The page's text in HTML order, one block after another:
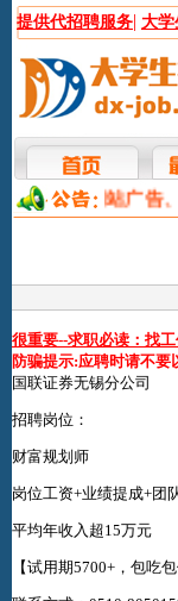
提供代招聘服务| 大学
本网提供网站广告
很重要--求职必读：找工
防骗提示:应聘时请不
国联证券无锡分公司
招聘岗位：
财富规划师
岗位工资+业绩提成+团
平均年收入超15万元
【试用期5700+，包吃